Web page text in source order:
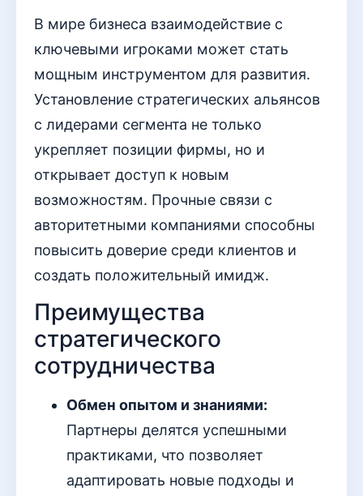
В мире бизнеса взаимодействие с
ключевыми игроками может стать
мощным инструментом для развития.
Установление стратегических альянсов
с лидерами сегмента не только
укрепляет позиции фирмы, но и
открывает доступ к новым
возможностям. Прочные связи с
авторитетными компаниями способны
повысить доверие среди клиентов и
создать положительный имидж.
Преимущества
стратегического
сотрудничества
Обмен опытом и знаниями:
Партнеры делятся успешными
практиками, что позволяет
адаптировать новые подходы и